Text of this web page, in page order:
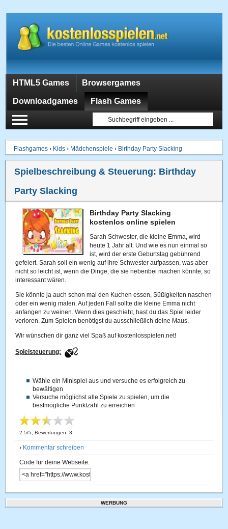
HTML5 Games Browsergames
Downloadgames Flash Games
Flashgames › Kids › Mädchenspiele › Birthday Party Slacking
Spielbeschreibung & Steuerung: Birthday
Party Slacking
Birthday Party Slacking
kostenlos online spielen
Sarah Schwester, die kleine Emma, wird
heute 1 Jahr alt. Und wie es nun einmal so
ist, wird der erste Geburtstag gebührend
gefeiert. Sarah soll ein wenig auf ihre Schwester aufpassen, was aber
nicht so leicht ist, wenn die Dinge, die sie nebenbei machen könnte, so
interessant wären.
Sie könnte ja auch schon mal den Kuchen essen, Süßigkeiten naschen
oder ein wenig malen. Auf jeden Fall sollte die kleine Emma nicht
anfangen zu weinen. Wenn dies geschieht, hast du das Spiel leider
verloren. Zum Spielen benötigst du ausschließlich deine Maus.
Wir wünschen dir ganz viel Spaß auf kostenlosspielen.net!
Spielsteuerung:
Wähle ein Minispiel aus und versuche es erfolgreich zu
bewältigen
Versuche möglichst alle Spiele zu spielen, um die
bestmögliche Punktzahl zu erreichen
2.5/5 , Bewertungen:3
› Kommentar schreiben
Code für deine Webseite:
WERBUNG